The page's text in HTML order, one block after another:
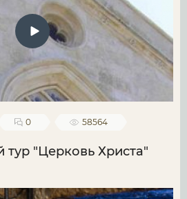
0 58564
тур "Церковь Христа"